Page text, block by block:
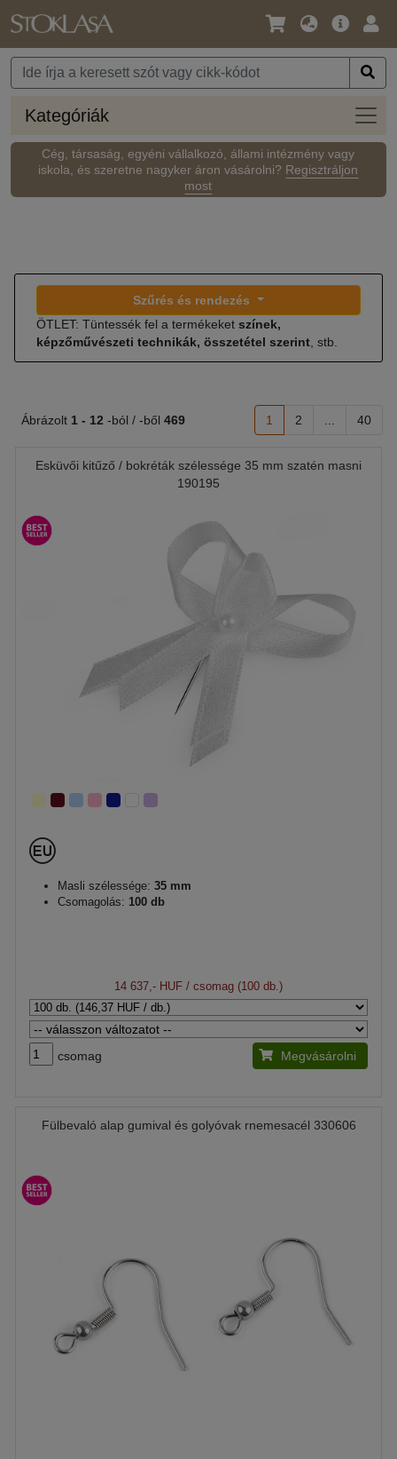
Nyelv
Pénznem
Fő
Kategóriák
Cég, társaság, egyéni vállalkozó, állami intézmény vagy
iskola, és szeretne nagyker áron vásárolni? Regisztráljon
most
Szűrés és rendezés
ÖTLET: Tüntessék fel a termékeket színek,
képzőművészeti technikák, összetétel szerint , stb.
Ábrázolt 1 - 12 -ból / -ből 469 1 2 40
Esküvői kitűző / bokréták szélessége 35 mm szatén masni
190195
Masli szélessége: 35 mm
Csomagolás: 100 db
14 637,- HUF / csomag (100 db.)
csomag Megvásárolni
Fülbevaló alap gumival és golyóvak rnemesacél 330606